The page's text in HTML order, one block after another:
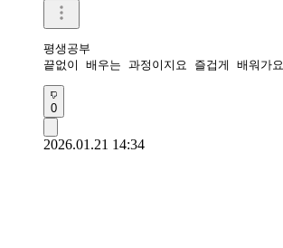
평생공부
끝없이 배우는 과정이지요 즐겁게 배워가요
0
2026.01.21 14:34